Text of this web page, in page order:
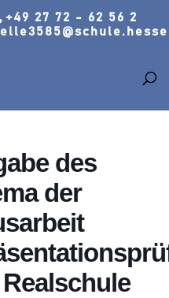
+49 27 72 - 62 56 2
des
der